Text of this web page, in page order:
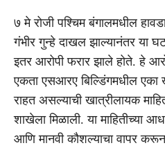
७ मे रोजी पश्चिम बंगालमधील
गंभीर गुन्हे दाखल झाल्यानंतर या
इतर आरोपी फरार झाले होते. हे
एकता एसआरए बिल्डिंगमधील एका
राहत असल्याची खात्रीलायक
शाखेला मिळाली. या माहितीच्या
आणि मानवी कौशल्याचा वापर करून